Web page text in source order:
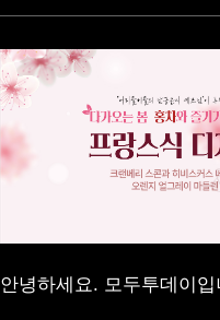
안녕하세요. 모두투데이